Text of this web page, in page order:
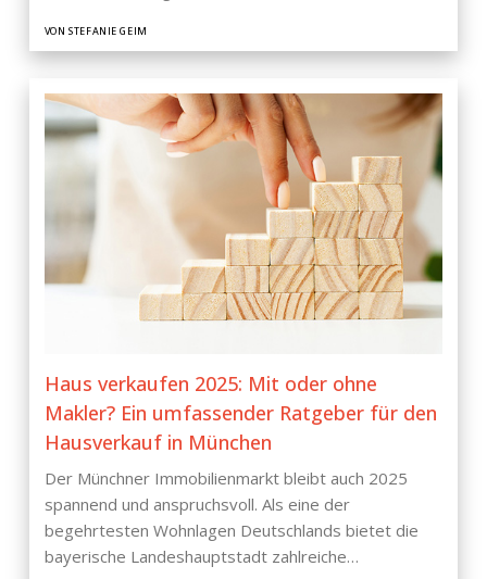
VON STEFANIE GEIM
Haus verkaufen 2025: Mit oder ohne
Makler? Ein umfassender Ratgeber für den
Hausverkauf in München
Der Münchner Immobilienmarkt bleibt auch 2025
spannend und anspruchsvoll. Als eine der
begehrtesten Wohnlagen Deutschlands bietet die
bayerische Landeshauptstadt zahlreiche…